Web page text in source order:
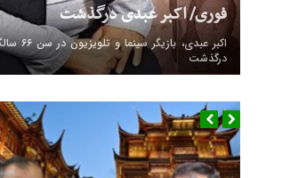
فوری/ اکبر عبدی درگذشت
اکبر عبدی، بازیگر سینما و
درگذشت